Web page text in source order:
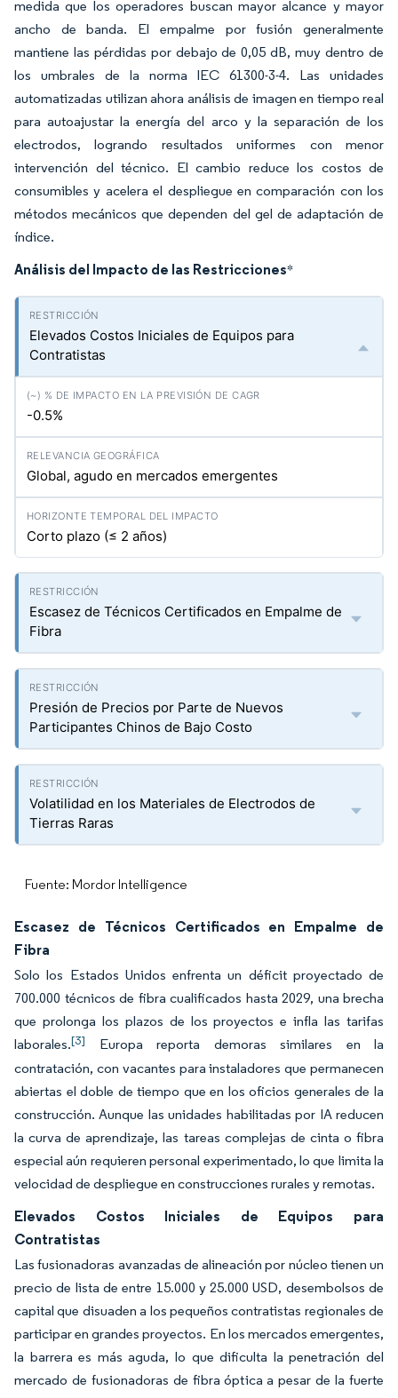
medida que los operadores buscan mayor alcance y mayor
ancho de banda. El empalme por fusión generalmente
mantiene las pérdidas por debajo de 0,05 dB, muy dentro de
los umbrales de la norma IEC 61300-3-4. Las unidades
automatizadas utilizan ahora análisis de imagen en tiempo real
para autoajustar la energía del arco y la separación de los
electrodos, logrando resultados uniformes con menor
intervención del técnico. El cambio reduce los costos de
consumibles y acelera el despliegue en comparación con los
métodos mecánicos que dependen del gel de adaptación de
índice.
Análisis del Impacto de las Restricciones*
Elevados Costos Iniciales de Equipos para
Contratistas
-0.5%
Global, agudo en mercados emergentes
Corto plazo (≤ 2 años)
Escasez de Técnicos Certificados en Empalme de
Fibra
Presión de Precios por Parte de Nuevos
Participantes Chinos de Bajo Costo
Volatilidad en los Materiales de Electrodos de
Tierras Raras
Fuente: Mordor Intelligence
Escasez de Técnicos Certificados en Empalme de
Fibra
Solo los Estados Unidos enfrenta un déficit proyectado de
700.000 técnicos de fibra cualificados hasta 2029, una brecha
que prolonga los plazos de los proyectos e infla las tarifas
laborales.[3]
Europa reporta demoras similares en la
contratación, con vacantes para instaladores que permanecen
abiertas el doble de tiempo que en los oficios generales de la
construcción. Aunque las unidades habilitadas por IA reducen
la curva de aprendizaje, las tareas complejas de cinta o fibra
especial aún requieren personal experimentado, lo que limita la
velocidad de despliegue en construcciones rurales y remotas.
Elevados Costos Iniciales de Equipos para
Contratistas
Las fusionadoras avanzadas de alineación por núcleo tienen un
precio de lista de entre 15.000 y 25.000 USD, desembolsos de
capital que disuaden a los pequeños contratistas regionales de
participar en grandes proyectos. En los mercados emergentes,
la barrera es más aguda, lo que dificulta la penetración del
mercado de fusionadoras de fibra óptica a pesar de la fuerte